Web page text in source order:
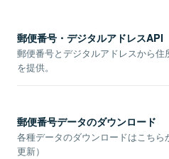
郵便番号・デジタルアドレスAPI
郵便番号とデジタルアドレスから
を提供。
郵便番号データのダウンロード
各種データのダウンロードはこちら
更新）